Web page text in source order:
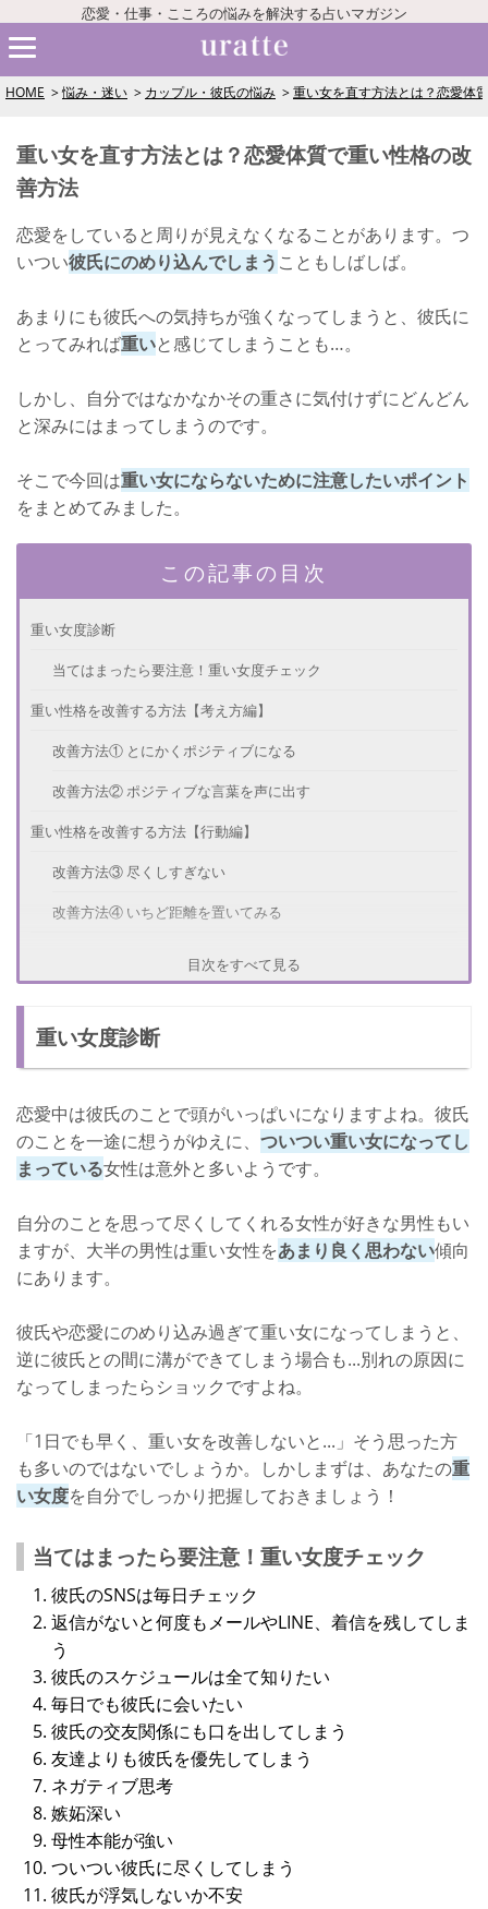
恋愛・仕事・こころの悩みを解決する占いマガジン
HOME 悩み・迷い カップル・彼氏の悩み 重い女を直す方法とは？恋愛体
重い女を直す方法とは？恋愛体質で重い性格の改
善方法
恋愛をしていると周りが見えなくなることがあります。つ
いつい彼氏にのめり込んでしまう こともしばしば。
あまりにも彼氏への気持ちが強くなってしまうと、彼氏に
とってみれば重いと感じてしまうことも…。
しかし、自分ではなかなかその重さに気付けずにどんどん
と深みにはまってしまうのです。
そこで今回は重い女にならないために注意したいポイント
をまとめてみました。
この記事の目次
重い女度診断
当てはまったら要注意！重い女度チェック
重い性格を改善する方法【考え方編】
改善方法① とにかくポジティブになる
改善方法② ポジティブな言葉を声に出す
重い性格を改善する方法【行動編】
改善方法③ 尽くしすぎない
改善方法④ いちど距離を置いてみる
目次をすべて見る
重い女度診断
恋愛中は彼氏のことで頭がいっぱいになりますよね。彼氏
のことを一途に想うがゆえに、 ついつい重い女になってし
まっている女性は意外と多いようです。
自分のことを思って尽くしてくれる女性が好きな男性もい
ますが、大半の男性は重い女性をあまり良く思わない傾向
にあります。
彼氏や恋愛にのめり込み過ぎて重い女になってしまうと、
逆に彼氏との間に溝ができてしまう場合も...別れの原因に
なってしまったらショックですよね。
「1日でも早く、重い女を改善しないと...」そう思った方
も多いのではないでしょうか。しかしまずは、あなたの重
い女度を自分でしっかり把握しておきましょう！
当てはまったら要注意！重い女度チェック
彼氏のSNSは毎日チェック
返信がないと何度もメールやLINE、着信を残してしま
う
彼氏のスケジュールは全て知りたい
毎日でも彼氏に会いたい
彼氏の交友関係にも口を出してしまう
友達よりも彼氏を優先してしまう
ネガティブ思考
嫉妬深い
母性本能が強い
ついつい彼氏に尽くしてしまう
彼氏が浮気しないか不安